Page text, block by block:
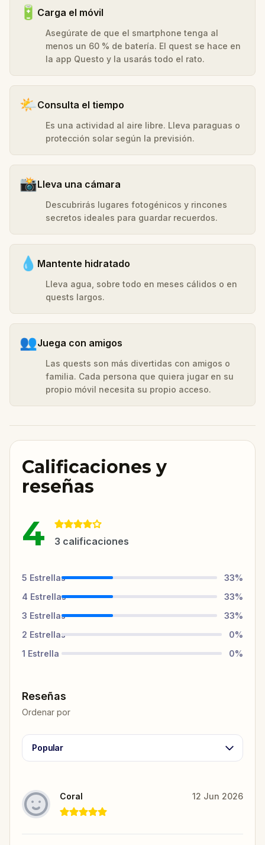
🔋 Carga el móvil
Asegúrate de que el smartphone tenga al
menos un 60 % de batería. El quest se hace en
la app Questo y la usarás todo el rato.
🌤️Consulta el tiempo
Es una actividad al aire libre. Lleva paraguas o
protección solar según la previsión.
📸Lleva una cámara
Descubrirás lugares fotogénicos y rincones
secretos ideales para guardar recuerdos.
💧 Mantente hidratado
Lleva agua, sobre todo en meses cálidos o en
quests largos.
👥Juega con amigos
Las quests son más divertidas con amigos o
familia. Cada persona que quiera jugar en su
propio móvil necesita su propio acceso.
Calificaciones y
reseñas
4 3 calificaciones
5 Estrellas 33%
4 Estrellas 33%
3 Estrellas 33%
2 Estrellas 0%
1 Estrella 0%
Reseñas
Ordenar por
Popular
Coral 12 Jun 2026